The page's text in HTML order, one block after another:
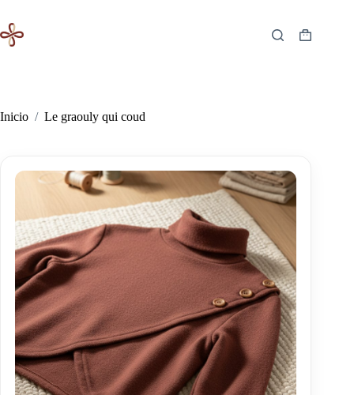
contenido
Carro
Inicio / Le graouly qui coud